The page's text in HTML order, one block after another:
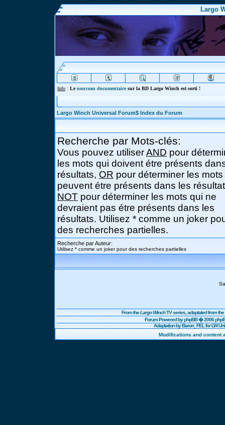
Largo
Info : Lenouveau documentairesur la BD Largo Winch est sorti !
Largo Winch Universal Forum$ Index du Forum
Recherche par Mots-clés:
Vous pouvez utiliserAND pour
les mots qui doivent étre présents
résultats, OR pour déterminer les
peuvent étre présents dans les
NOT pour déterminer les mots qui ne
devraient pas étre présents dans les
résultats. Utilisez * comme un joker
des recherches partielles.
Recherche par Auteur:
Utilisez * comme un joker pour des recherches partielles
From theLargo WinchTV series, adaptated from
Forum Powered byphpBB� 2006
Adaptation by Baron_FEL for LW
Modifications and content